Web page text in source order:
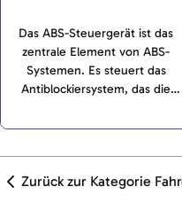
Das ABS-Steuergerät ist das
zentrale Element von ABS-
Systemen. Es steuert das
Antiblockiersystem, das die
Fall einer Vollbremsung
Zurück zur Kategorie